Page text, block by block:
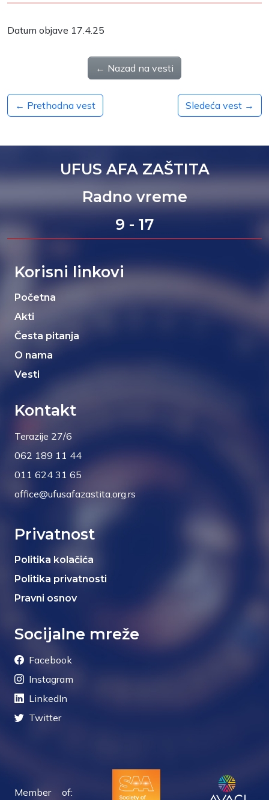
Datum objave 17.4.25
← Nazad na vesti
← Prethodna vest Sledeća vest →
UFUS AFA ZAŠTITA
Radno vreme
9 - 17
Korisni linkovi
Početna
Akti
Česta pitanja
O nama
Vesti
Kontakt
Terazije 27/6
062 189 11 44
011 624 31 65
office@ufusafazastita.org.rs
Privatnost
Politika kolačića
Politika privatnosti
Pravni osnov
Socijalne mreže
Facebook
Instagram
LinkedIn
Twitter
Member of: